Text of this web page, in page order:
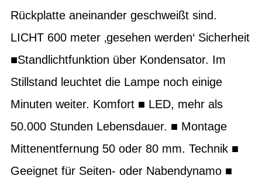
Rückplatte aneinander geschweißt sind.
LICHT 600 meter ‚gesehen werden‘ Sicherheit
■Standlichtfunktion über Kondensator. Im
Stillstand leuchtet die Lampe noch einige
Minuten weiter. Komfort ■ LED, mehr als
50.000 Stunden Lebensdauer. ■ Montage
Mittenentfernung 50 oder 80 mm. Technik ■
Geeignet für Seiten- oder Nabendynamo ■